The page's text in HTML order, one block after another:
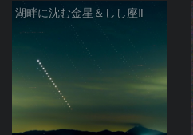
湖畔に沈む金星＆しし座Ⅱ